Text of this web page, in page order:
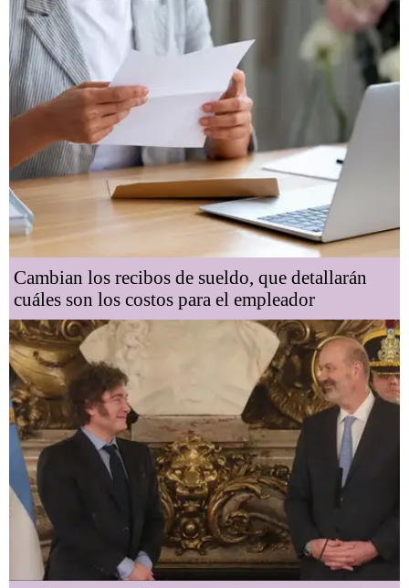
Cambian los recibos de sueldo, que detallarán
cuáles son los costos para el empleador